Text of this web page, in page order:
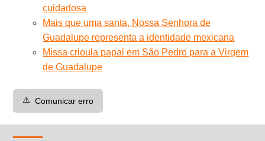
cuidadosa
Mais que uma santa, Nossa Senhora de
Guadalupe representa a identidade mexicana
Missa crioula papal em São Pedro para a Virgem
de Guadalupe
⚠️ Comunicar erro